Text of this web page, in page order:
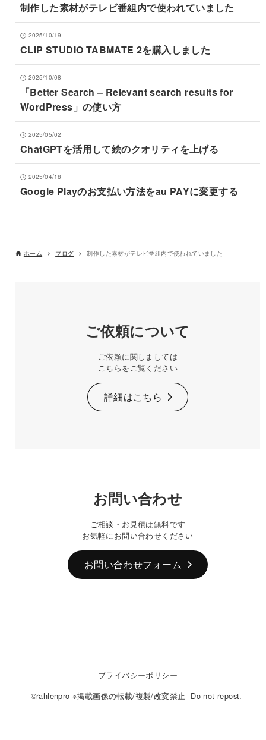
制作した素材がテレビ番組内で使われていました
2025/10/19
CLIP STUDIO TABMATE 2を購入しました
2025/10/08
「Better Search – Relevant search results for
WordPress」の使い方
2025/05/02
ChatGPTを活用して絵のクオリティを上げる
2025/04/18
Google Playのお支払い方法をau PAYに変更する
ホーム ブログ 制作した素材がテレビ番組内で使われていました
ご依頼について
ご依頼に関しましては
こちらをご覧ください
詳細はこちら
お問い合わせ
ご相談・お見積は無料です
お気軽にお問い合わせください
お問い合わせフォーム
プライバシーポリシー
©rahlenpro ※掲載画像の転載/複製/改変禁止 -Do not repost.-